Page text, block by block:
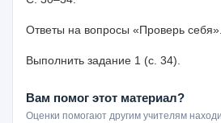
Ответы на вопросы «Проверь себя».
Выполнить задание 1 (с. 34).
Вам помог этот материал?
Оценки помогают другим учителям